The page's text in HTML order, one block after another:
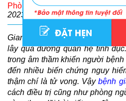
Phòng Khám Phượng Đỏ
2023-07-05 10:31:25
Giang mai hoa liễu là tên gọi
lây qua đường quan hệ tình
trong âm thầm khiến người
đến nhiều biến chứng nguy
thậm chí là tử vong. Vậybệnh
cách điều trị cũng như phòng